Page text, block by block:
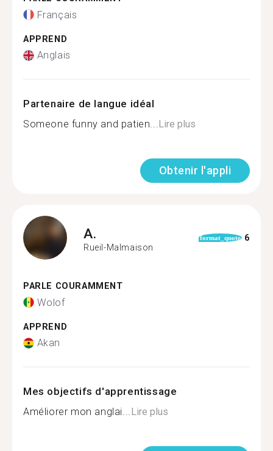
Français
APPREND
Anglais
Partenaire de langue idéal
Someone funny and patien...Lire plus
Obtenir l'appli
A.
Rueil-Malmaison
format_quote 6
PARLE COURAMMENT
Wolof
APPREND
Akan
Mes objectifs d'apprentissage
Améliorer mon anglai...Lire plus